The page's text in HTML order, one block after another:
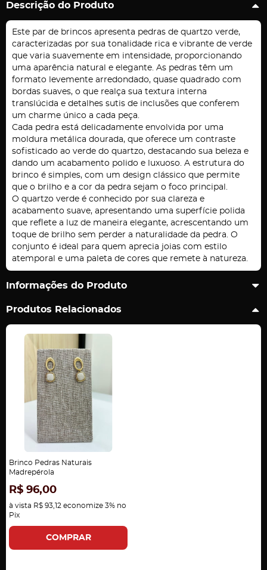
Descrição do Produto
Este par de brincos apresenta pedras de quartzo verde,
caracterizadas por sua tonalidade rica e vibrante de verde
que varia suavemente em intensidade, proporcionando
uma aparência natural e elegante. As pedras têm um
formato levemente arredondado, quase quadrado com
bordas suaves, o que realça sua textura interna
translúcida e detalhes sutis de inclusões que conferem
um charme único a cada peça.
Cada pedra está delicadamente envolvida por uma
moldura metálica dourada, que oferece um contraste
sofisticado ao verde do quartzo, destacando sua beleza e
dando um acabamento polido e luxuoso. A estrutura do
brinco é simples, com um design clássico que permite
que o brilho e a cor da pedra sejam o foco principal.
O quartzo verde é conhecido por sua clareza e
acabamento suave, apresentando uma superfície polida
que reflete a luz de maneira elegante, acrescentando um
toque de brilho sem perder a naturalidade da pedra. O
conjunto é ideal para quem aprecia joias com estilo
atemporal e uma paleta de cores que remete à natureza.
Informações do Produto
Produtos Relacionados
Brinco Pedras Naturais
Madrepérola
R$ 96,00
à vista R$ 93,12 economize 3% no
Pix
COMPRAR